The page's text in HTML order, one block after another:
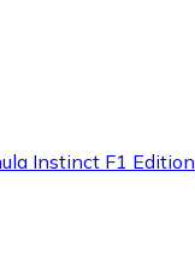
Instinct F1 Edition